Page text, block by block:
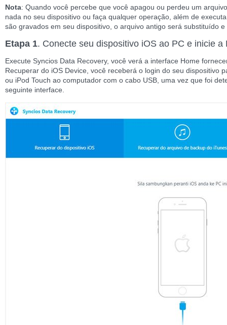
Nota: Quando você percebe que você apagou ou perdeu um
nada no seu dispositivo ou faça qualquer operação, além de
são gravados em seu dispositivo, o arquivo antigo será substituído
Etapa 1. Conecte seu dispositivo iOS ao PC e inicie
Execute Syncios Data Recovery, você verá a interface Home
Recuperar do iOS Device, você receberá o login do seu dispositivo
ou iPod Touch ao computador com o cabo USB, uma vez que foi
seguinte interface.